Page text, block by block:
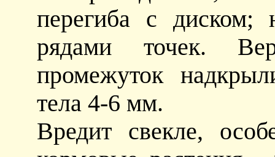
перегиба с диском;
рядами точек.
промежуток
тела 4-6 мм.
Вредит свекле,